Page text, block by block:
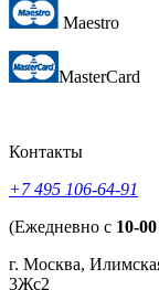
Maestro
MasterCard
Контакты
+7 495 106-64-91
(Ежедневно с 10-00
г. Москва,
3Жс2